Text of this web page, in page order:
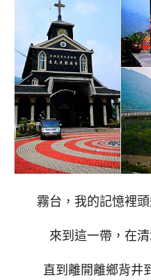
霧台，我的記憶裡
來到這一帶，在
直到離開離鄉背井